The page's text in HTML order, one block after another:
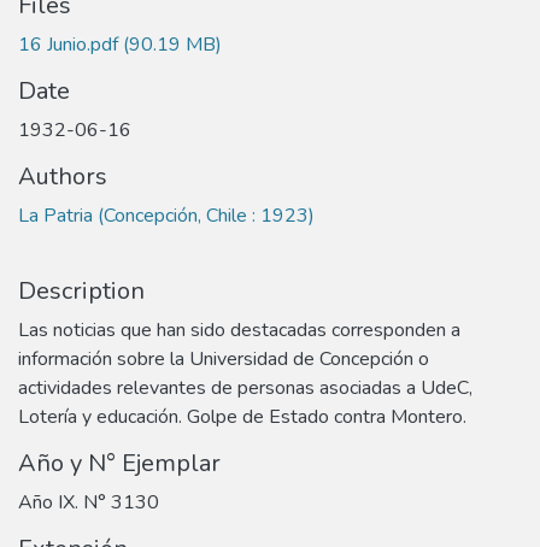
16 Junio.pdf(90.19 MB)
Date
1932-06-16
Authors
La Patria (Concepción, Chile : 1923)
Description
Las noticias que han sido destacadas corresponden a
información sobre la Universidad de Concepción o
actividades relevantes de personas asociadas a UdeC,
Lotería y educación. Golpe de Estado contra Montero.
Año y N° Ejemplar
Año IX. N° 3130